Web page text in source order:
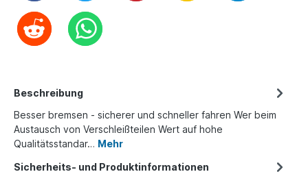
Beschreibung
Besser bremsen - sicherer und schneller fahren Wer beim
Austausch von Verschleißteilen Wert auf hohe
Qualitätsstandar… Mehr
Sicherheits- und Produktinformationen